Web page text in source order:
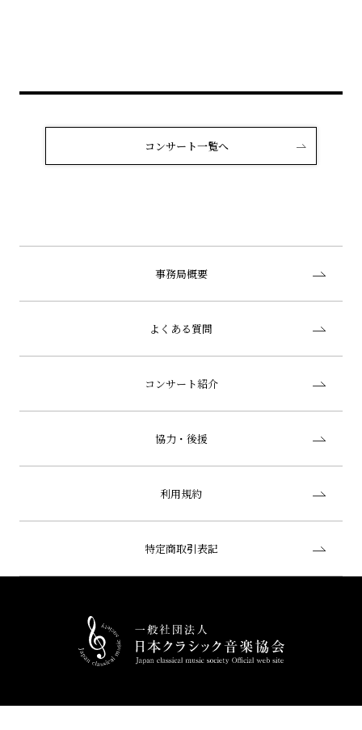
コンサート一覧へ
事務局概要
よくある質問
コンサート紹介
協力・後援
利用規約
特定商取引表記